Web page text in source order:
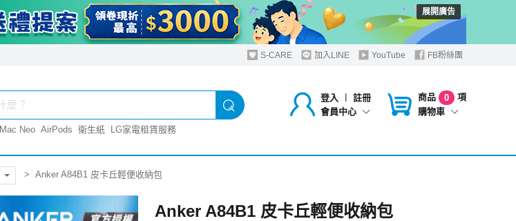
展開廣告
S-CARE 加入LINE YouTube FB粉絲團
登入 ︱
註冊
會員中心
商品 0
項
購物車
Mac Neo AirPods 衛生紙 LG家電租賃服務
Anker A84B1 皮卡丘輕便收納包
Anker A84B1 皮卡丘輕便收納包